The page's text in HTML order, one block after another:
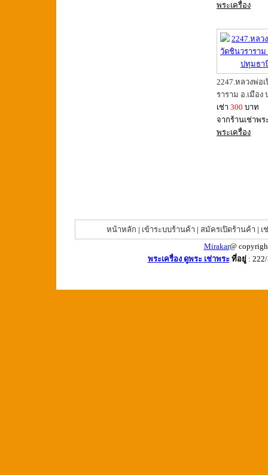
พระเครื่อง
2247.หลวงพ่อ
ราราม อ.เมือง
เช่า 300 บาท
จากร้านเช่าพ
พระเครื่อง
หน้าหลัก | เข้าระบบร้านค้า | สมัครเปิดร้านค้า | เ
Mirakar@
พระเครื่อง ดูพระ เช่าพระ ที่อยู่ :